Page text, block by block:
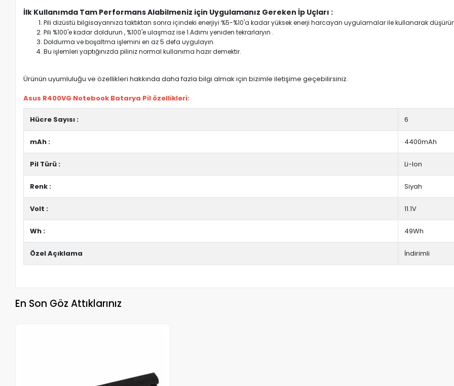
İlk Kullanımda Tam Performans Alabilmeniz için Uygulamanız Gereken İp Uçları :
Pili dizüstü bilgisayarınıza taktıktan sonra içindeki enerjiyi %5-%10'a kadar yüksek enerji harcayan uygulamalar ile kullanarak
Pili %100'e kadar doldurun , %100'e ulaşmaz ise 1.Adımı yeniden tekrarlaryın .
Doldurma ve boşaltma işlemini en az 5 defa uygulayın.
Bu işlemleri yaptığınızda piliniz normal kullanıma hazır demektir.
Ürünün uyumluluğu ve özellikleri hakkında daha fazla bilgi almak için bizimle iletişime geçebilirsiniz.
Asus R400VG Notebook Batarya Pil özellikleri:
Hücre Sayısı : 6
mAh : 4400mAh
Pil Türü : Li-Ion
Renk : Siyah
Volt : 11.1V
Wh : 49Wh
Özel Açıklama İndirimli
En Son Göz Attıklarınız